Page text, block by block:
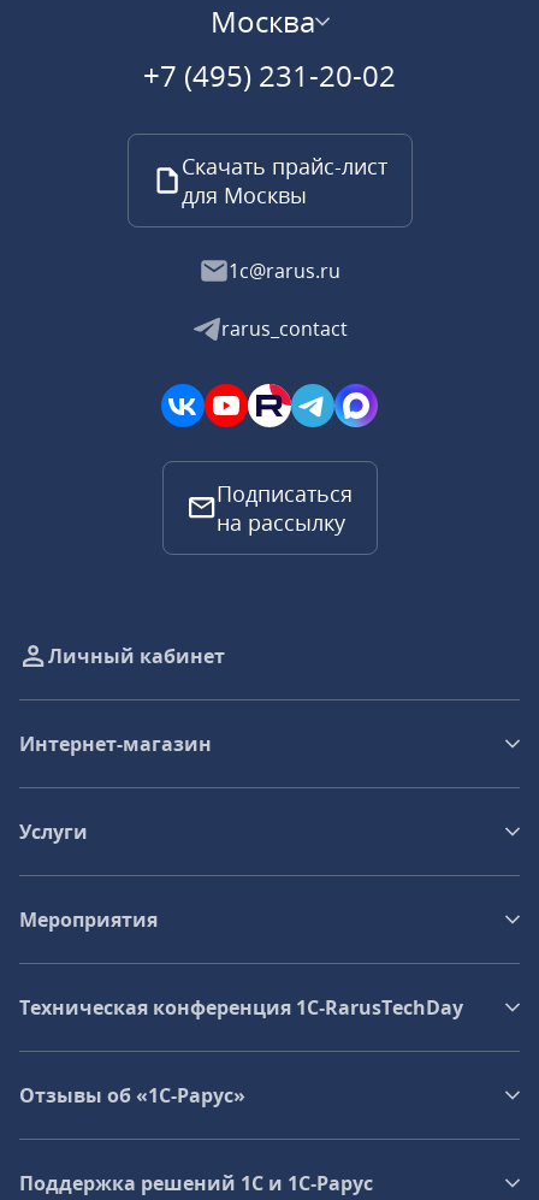
Москва
+7 (495) 231-20-02
Скачать прайс-лист
для Москвы
1c@rarus.ru
rarus_contact
Подписаться
на рассылку
Личный кабинет
Интернет-магазин
Услуги
Мероприятия
Техническая конференция 1C‑RarusTechDay
Отзывы об «1С-Рарус»
Поддержка решений 1С и 1С‑Рарус